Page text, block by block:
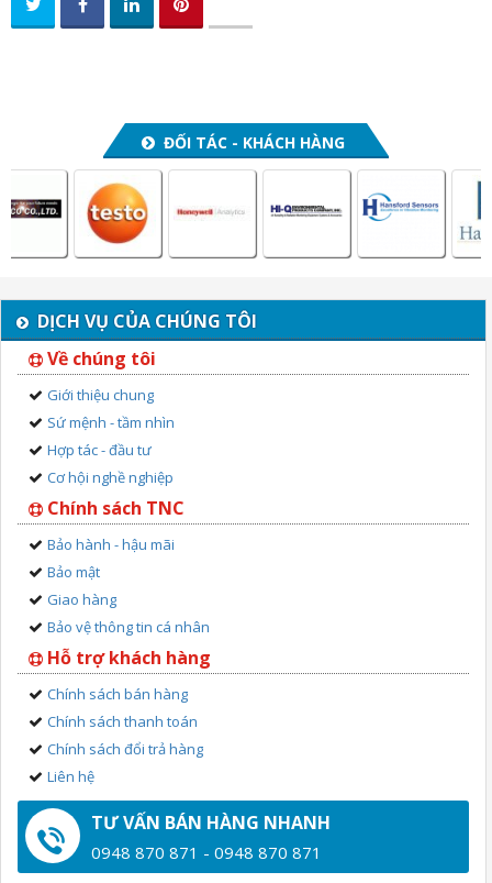
ĐỐI TÁC - KHÁCH HÀNG
DỊCH VỤ CỦA CHÚNG TÔI
Về chúng tôi
Giới thiệu chung
Sứ mệnh - tầm nhìn
Hợp tác - đầu tư
Cơ hội nghề nghiệp
Chính sách TNC
Bảo hành - hậu mãi
Bảo mật
Giao hàng
Bảo vệ thông tin cá nhân
Hỗ trợ khách hàng
Chính sách bán hàng
Chính sách thanh toán
Chính sách đổi trả hàng
Liên hệ
TƯ VẤN BÁN HÀNG NHANH
0948 870 871 - 0948 870 871